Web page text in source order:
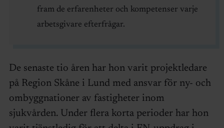
fram de erfarenheter och kompetenser varje
arbetsgivare efterfrågar.
De senaste tio åren har hon varit projektledare
på Region Skåne i Lund med ansvar för ny- och
ombyggnationer av fastigheter inom
sjukvården. Under flera korta perioder har hon